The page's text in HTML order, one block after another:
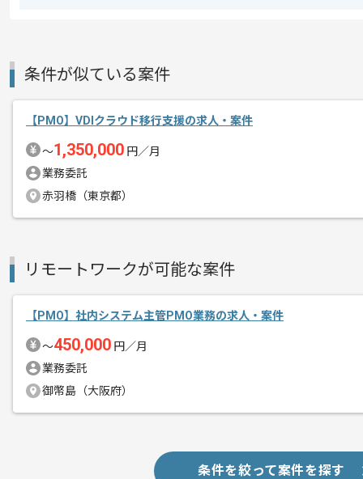
複数案件を保有している企業ですので、
新しいアイディアや技術を積極的に導入
条件が似ている案件
【PMO】VDIクラウド移行支援の求人・案件
〜1,350,000 円／月
業務委託
赤羽橋（東京都）
リモートワークが可能な案件
【PMO】社内システム主管PMO業務の求人・案件
〜450,000 円／月
業務委託
御幣島（大阪府）
条件を絞って案件を探す